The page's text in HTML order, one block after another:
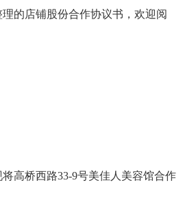
的店铺股份合作协议书，欢迎阅
高桥西路33-9号美佳人美容馆合作